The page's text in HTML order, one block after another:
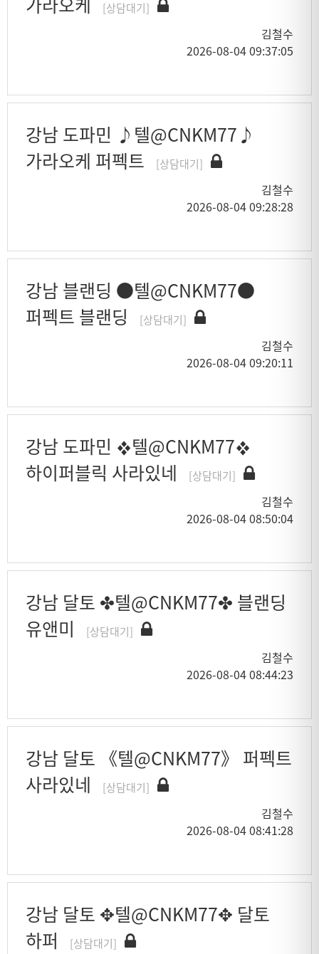
[상담대기]
김철수
2026-08-04 09:37:05
강남 도파민 ♪텔@CNKM77♪
가라오케 퍼펙트
[상담대기]
김철수
2026-08-04 09:28:28
강남 블랜딩 ●텔@CNKM77●
퍼펙트 블랜딩
[상담대기]
김철수
2026-08-04 09:20:11
강남 도파민 ❖텔@CNKM77❖
하이퍼블릭 사라있네
[상담대기]
김철수
2026-08-04 08:50:04
강남 달토 ✤텔@CNKM77✤ 블랜딩
유앤미
[상담대기]
김철수
2026-08-04 08:44:23
강남 달토 《텔@CNKM77》 퍼펙트
사라있네
[상담대기]
김철수
2026-08-04 08:41:28
강남 달토 ✥텔@CNKM77✥ 달토
하퍼
[상담대기]